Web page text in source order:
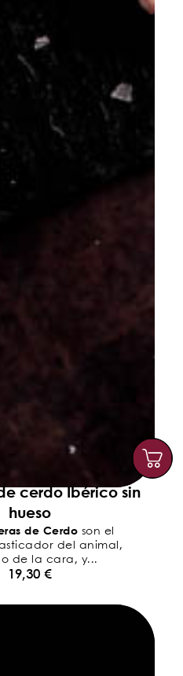
cerdo Ibérico sin
hueso
de Cerdo son el
del animal,
de la cara, y...
19,30 €